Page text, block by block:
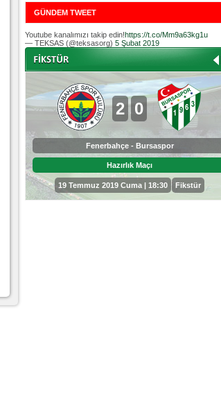
Hoş geldin Kerem Bebek!
Tribünlerimizden Mesut Ulusoy'un (Duka)
Hoş geldin Aslan bebek!
Teksas tribününden Kaan İnal'ın dünya ta
Hoş geldin Güneş bebek!
Teksas tribününden Sadettin Çetinoğlu'nu
GÜNDEM TWEET
Youtube kanalımızı takip edin!https://t.co/Mm9a63kg1u
— TEKSAS (@teksasorg) 5 Şubat 2019
2 0
Fenerbahçe - Bursaspor
Hazırlık Maçı
19 Temmuz 2019 Cuma | 18:30 Fikstür